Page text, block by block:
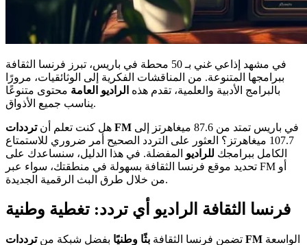
في مشهد إذاعي غني بـ 50 محطة في باريس، تبرز فرنسا الثقافة
ببرامجها المتنوعة. من المناقشات الفكرية إلى الوثائقيات، مرورًا
بالبرامج الأدبية والعلمية، تقدم هذه الراديو العامة محتوى متنوعًا
يناسب جميع الأذواق.
هل كنت تعلم أن ترددات FM
107.7 ميغاهرتز؟ العثور على التردد الصحيح أمر ضروري للاستمتاع
الكامل ببرامجك للراديو المفضلة. في هذا الدليل، سنساعدك على
تحديد موقع فرنسا الثقافة بسهولة في منطقتك، سواء عبر FM أو
من خلال طرق البث الرقمية الجديدة.
فرنسا الثقافة الراديو أي تردد: تغطية وطنية
تضمن فرنسا الثقافة بثًا وطنيًا بفضل شبكة من ترددات FM